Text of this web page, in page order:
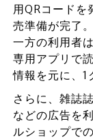
用QRコードを
売準備が完了。
一方の利用者
専用アプリで
情報を元に、1
さらに、雑誌
などの広告を
ルショップで